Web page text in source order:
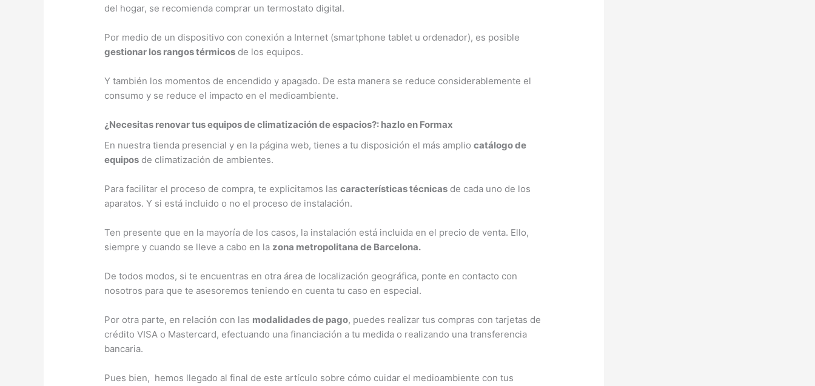
del hogar, se recomienda comprar un termostato digital.
Por medio de un dispositivo con conexión a Internet (smartphone tablet u ordenador), es posible
gestionar los rangos térmicos de los equipos.
Y también los momentos de encendido y apagado. De esta manera se reduce considerablemente el
consumo y se reduce el impacto en el medioambiente.
¿Necesitas renovar tus equipos de climatización de espacios?: hazlo en Formax
En nuestra tienda presencial y en la página web, tienes a tu disposición el más ampliocatálogo de
equipos de climatización de ambientes.
Para facilitar el proceso de compra, te explicitamos lascaracterísticas técnicas de cada uno de los
aparatos. Y si está incluido o no el proceso de instalación.
Ten presente que en la mayoría de los casos, la instalación está incluida en el precio de venta. Ello,
siempre y cuando se lleve a cabo en la zona metropolitana de Barcelona.
De todos modos, si te encuentras en otra área de localización geográfica, ponte en contacto con
nosotros para que te asesoremos teniendo en cuenta tu caso en especial.
Por otra parte, en relación con las modalidades de pago, puedes realizar tus compras con tarjetas de
crédito VISA o Mastercard, efectuando una financiación a tu medida o realizando una transferencia
bancaria.
Pues bien, hemos llegado al final de este artículo sobre cómo cuidar el medioambiente con tus